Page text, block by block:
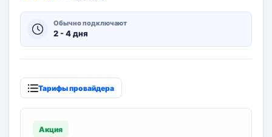
Обычно подключают
2 - 4 дня
Тарифы провайдера
Акция